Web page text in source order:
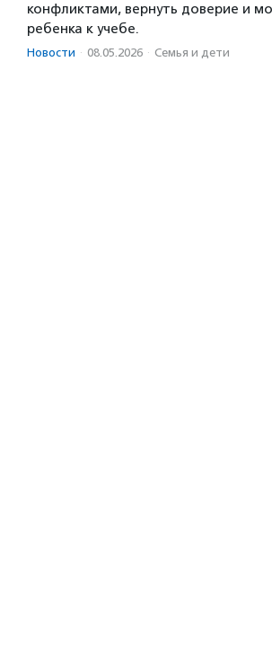
конфликтами, вернуть доверие и
ребенка к учебе.
Новости · 08.05.2026 · Семья и дети